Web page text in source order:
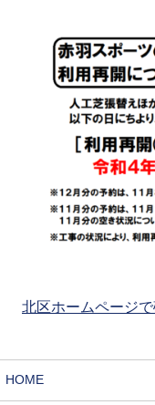
北区ホームページで
HOME